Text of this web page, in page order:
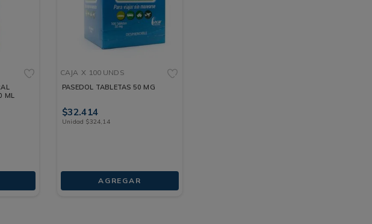
ML
CAJA X 100 UNDS
PASEDOL TABLETAS 50 MG
$32.414
Unidad $324,14
AGREGAR